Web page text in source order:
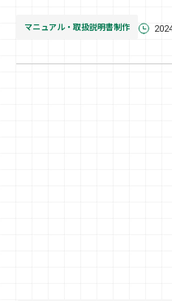
マニュアル・取扱説明書制作